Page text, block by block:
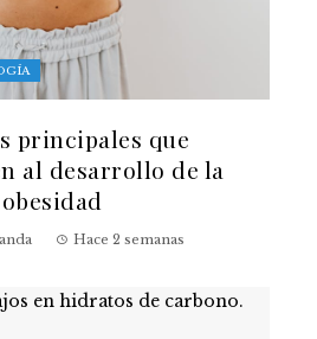
principales que
al desarrollo de la
obesidad
Hace 2 semanas